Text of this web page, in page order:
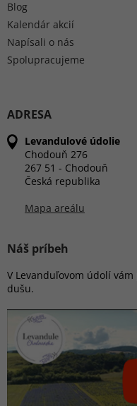
Blog
Kalendár akcií
Napísali o nás
Spolupracujeme
ADRESA
Levandulové údolie
Chodouň 276
267 51 - Chodouň
Česká republika
Mapa areálu
Náš príbeh
V Levanduľovom údolí
dušu.